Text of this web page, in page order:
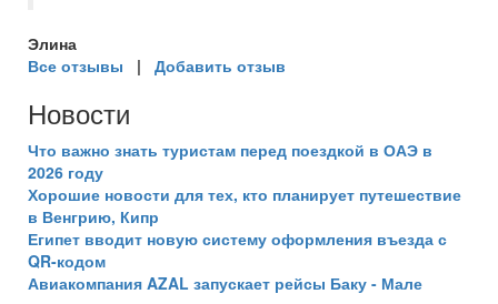
Элина
Все отзывы | Добавить отзыв
Новости
Что важно знать туристам перед поездкой в ОАЭ в
2026 году
Хорошие новости для тех, кто планирует путешествие
в Венгрию, Кипр
Египет вводит новую систему оформления въезда с
QR-кодом
Авиакомпания AZAL запускает рейсы Баку - Мале